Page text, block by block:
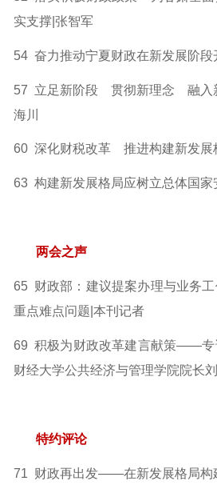
实支撑|张智军
54 奋力推动宁夏财政在新发展阶
57 立足新阶段 贯彻新理念 融入
海川
60 深化财税改革 推进构建新发展
63 构建新发展格局应树立总体国家
两会之声
65 财政部：建议提案办理与业务
重点难点问题|本刊记者
69 积极为财政改革建言献策——专
财经大学公共经济与管理学院院长
特约评论
71 财政再出发——在新发展格局构